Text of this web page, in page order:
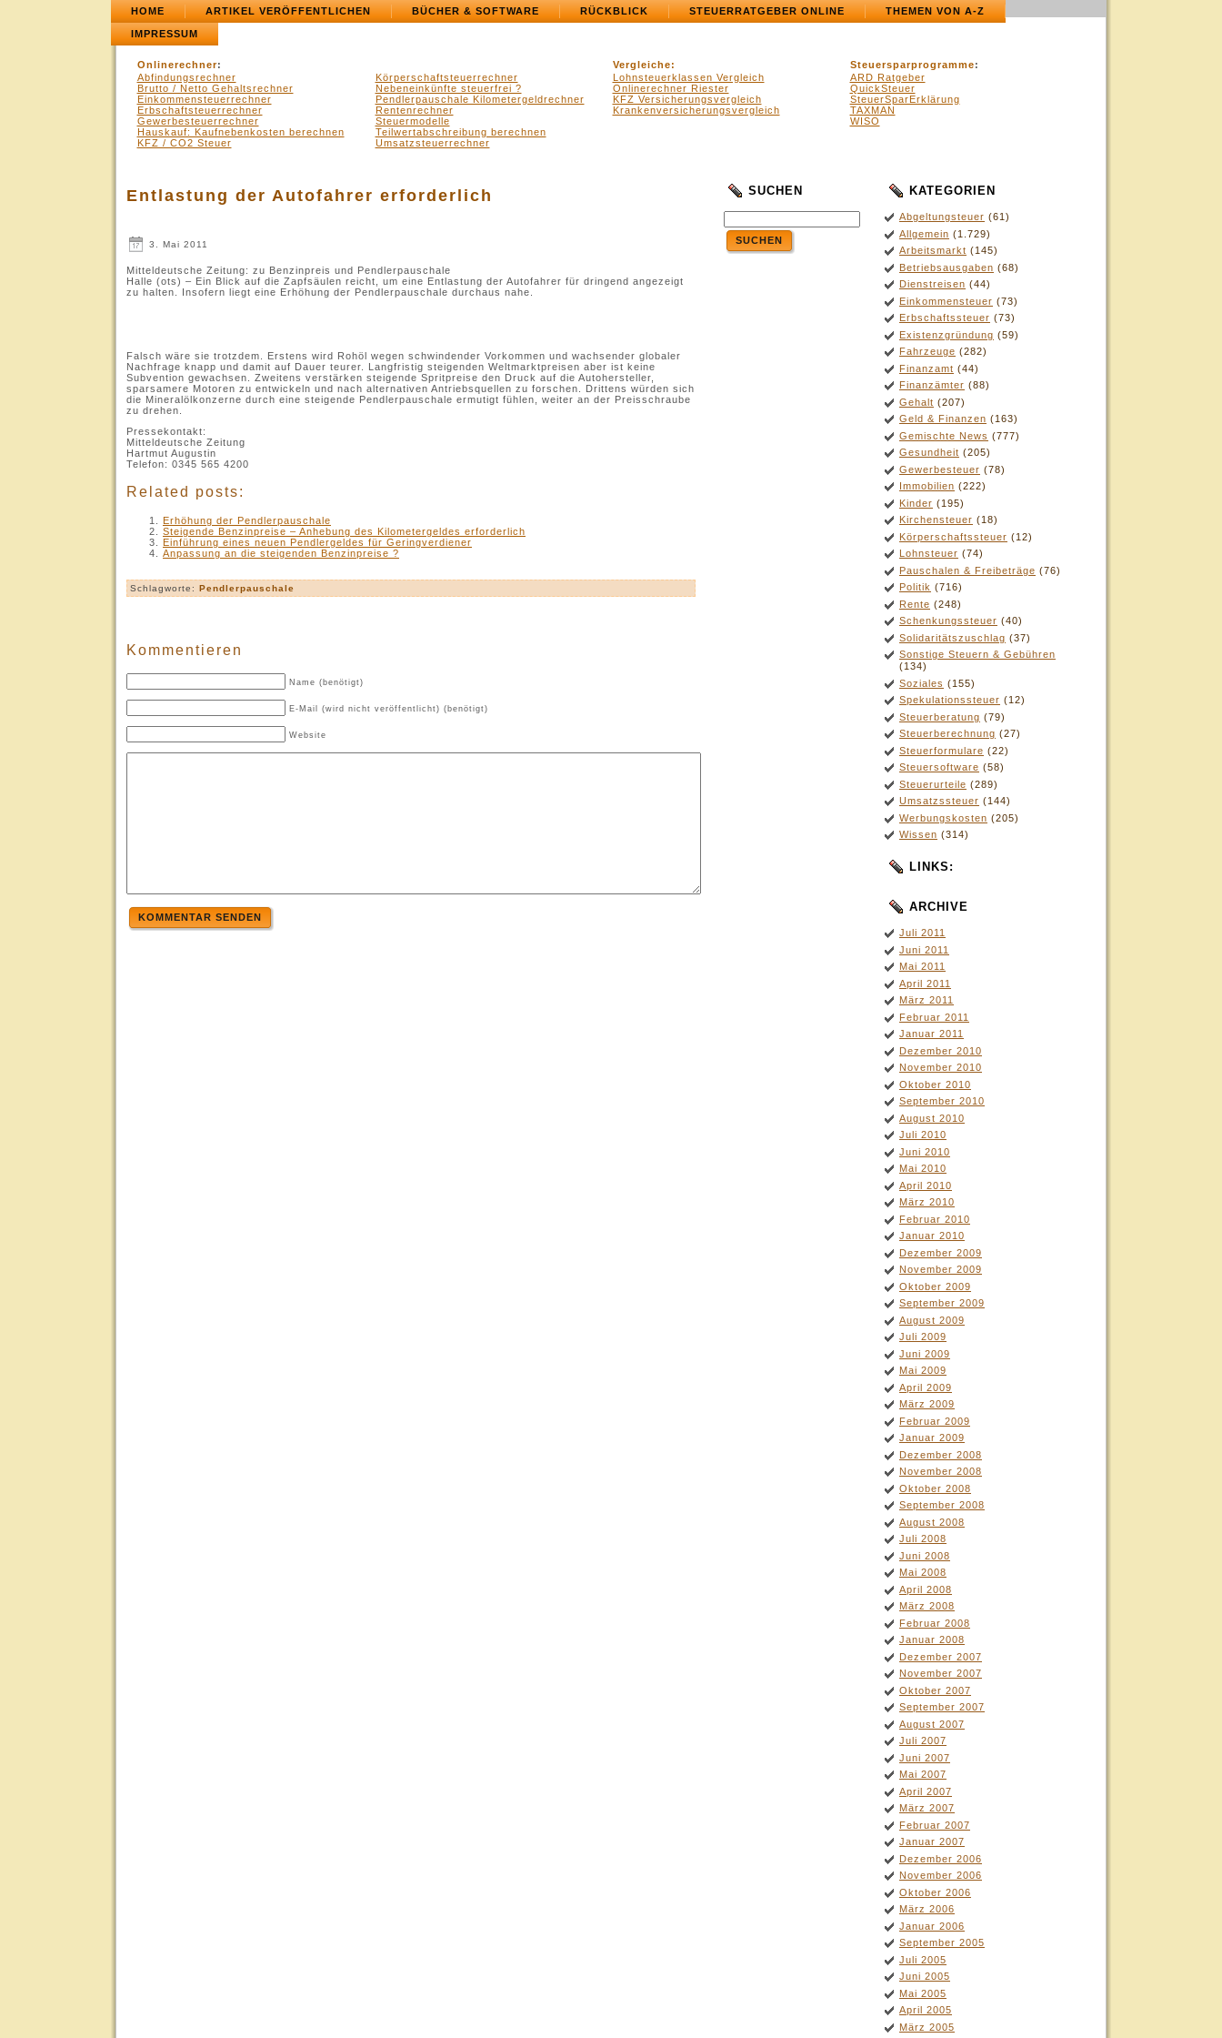
HOME ARTIKEL VERÖFFENTLICHEN BÜCHER & SOFTWARE RÜCKBLICK STEUERRATGEBER ONLINE THEMEN VON A-Z
IMPRESSUM
Onlinerechner: Vergleiche: Steuersparprogramme:
Abfindungsrechner
Brutto / Netto Gehaltsrechner
Einkommensteuerrechner
Erbschaftsteuerrechner
Gewerbesteuerrechner
Hauskauf: Kaufnebenkosten berechnen
KFZ / CO2 Steuer
Körperschaftsteuerrechner
Nebeneinkünfte steuerfrei ?
Pendlerpauschale Kilometergeldrechner
Rentenrechner
Steuermodelle
Teilwertabschreibung berechnen
Umsatzsteuerrechner
Lohnsteuerklassen Vergleich
Onlinerechner Riester
KFZ Versicherungsvergleich
Krankenversicherungsvergleich
ARD Ratgeber
QuickSteuer
SteuerSparErklärung
TAXMAN
WISO
Entlastung der Autofahrer erforderlich
3. Mai 2011
Mitteldeutsche Zeitung: zu Benzinpreis und Pendlerpauschale
Halle (ots) – Ein Blick auf die Zapfsäulen reicht, um eine Entlastung der Autofahrer für dringend angezeigt
zu halten. Insofern liegt eine Erhöhung der Pendlerpauschale durchaus nahe.
Falsch wäre sie trotzdem. Erstens wird Rohöl wegen schwindender Vorkommen und wachsender globaler
Nachfrage knapp und damit auf Dauer teurer. Langfristig steigenden Weltmarktpreisen aber ist keine
Subvention gewachsen. Zweitens verstärken steigende Spritpreise den Druck auf die Autohersteller,
sparsamere Motoren zu entwickeln und nach alternativen Antriebsquellen zu forschen. Drittens würden sich
die Mineralölkonzerne durch eine steigende Pendlerpauschale ermutigt fühlen, weiter an der Preisschraube
zu drehen.
Pressekontakt:
Mitteldeutsche Zeitung
Hartmut Augustin
Telefon: 0345 565 4200
Related posts:
Erhöhung der Pendlerpauschale
Steigende Benzinpreise – Anhebung des Kilometergeldes erforderlich
Einführung eines neuen Pendlergeldes für Geringverdiener
Anpassung an die steigenden Benzinpreise ?
Schlagworte: Pendlerpauschale
Kommentieren
Name (benötigt)
E-Mail (wird nicht veröffentlicht) (benötigt)
Website
KOMMENTAR SENDEN
SUCHEN
SUCHEN
KATEGORIEN
Abgeltungsteuer (61)
Allgemein (1.729)
Arbeitsmarkt (145)
Betriebsausgaben (68)
Dienstreisen (44)
Einkommensteuer (73)
Erbschaftssteuer (73)
Existenzgründung (59)
Fahrzeuge (282)
Finanzamt (44)
Finanzämter (88)
Gehalt (207)
Geld & Finanzen (163)
Gemischte News (777)
Gesundheit (205)
Gewerbesteuer (78)
Immobilien (222)
Kinder (195)
Kirchensteuer (18)
Körperschaftssteuer (12)
Lohnsteuer (74)
Pauschalen & Freibeträge (76)
Politik (716)
Rente (248)
Schenkungssteuer (40)
Solidaritätszuschlag (37)
Sonstige Steuern & Gebühren
(134)
Soziales (155)
Spekulationssteuer (12)
Steuerberatung (79)
Steuerberechnung (27)
Steuerformulare (22)
Steuersoftware (58)
Steuerurteile (289)
Umsatzssteuer (144)
Werbungskosten (205)
Wissen (314)
LINKS:
ARCHIVE
Juli 2011
Juni 2011
Mai 2011
April 2011
März 2011
Februar 2011
Januar 2011
Dezember 2010
November 2010
Oktober 2010
September 2010
August 2010
Juli 2010
Juni 2010
Mai 2010
April 2010
März 2010
Februar 2010
Januar 2010
Dezember 2009
November 2009
Oktober 2009
September 2009
August 2009
Juli 2009
Juni 2009
Mai 2009
April 2009
März 2009
Februar 2009
Januar 2009
Dezember 2008
November 2008
Oktober 2008
September 2008
August 2008
Juli 2008
Juni 2008
Mai 2008
April 2008
März 2008
Februar 2008
Januar 2008
Dezember 2007
November 2007
Oktober 2007
September 2007
August 2007
Juli 2007
Juni 2007
Mai 2007
April 2007
März 2007
Februar 2007
Januar 2007
Dezember 2006
November 2006
Oktober 2006
März 2006
Januar 2006
September 2005
Juli 2005
Juni 2005
Mai 2005
April 2005
März 2005